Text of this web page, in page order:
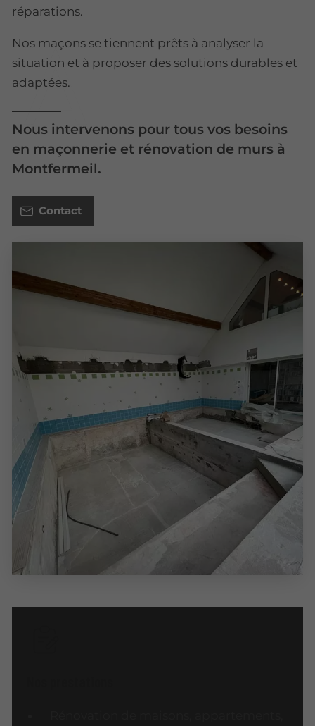
réparations.
Nos maçons se tiennent prêts à analyser la
situation et à proposer des solutions durables et
adaptées.
Nous intervenons pour tous vos besoins
en maçonnerie et rénovation de murs à
Montfermeil.
Contact